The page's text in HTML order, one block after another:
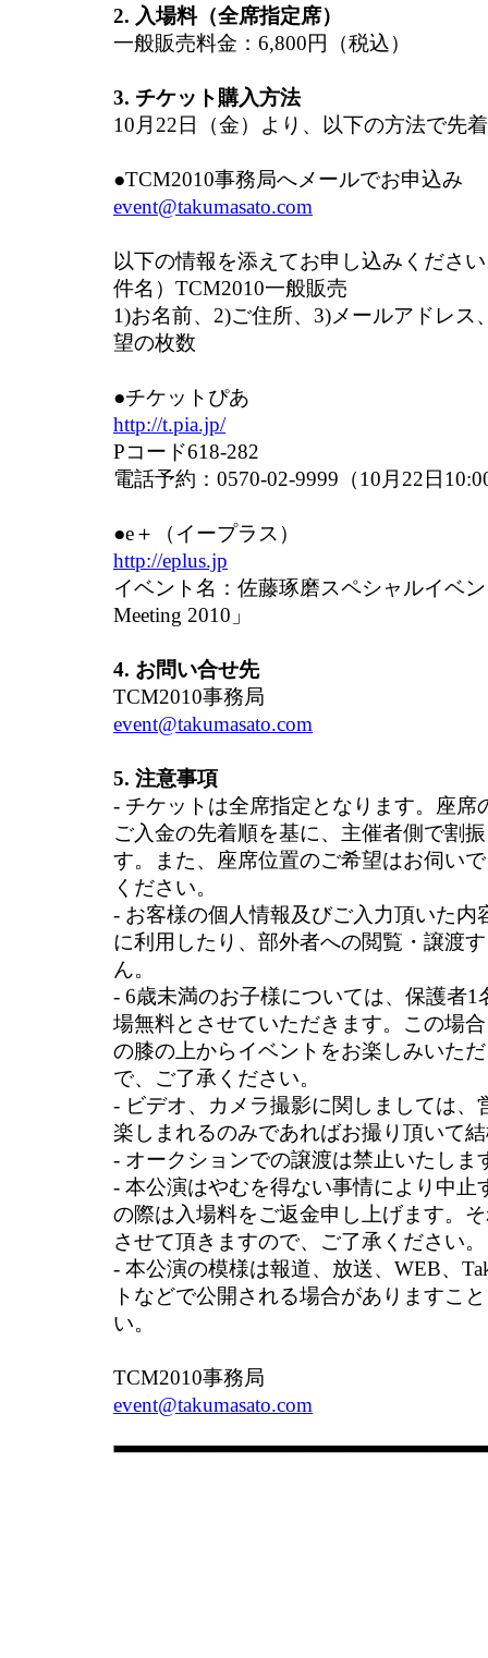
2. 入場料（全席指定席）
一般販売料金：6,800円（税込）
3. チケット購入方法
10月22日（金）より、以下の方法で先
●TCM2010事務局へメールでお申込み
event@takumasato.com
以下の情報を添えてお申し込みくださ
件名）TCM2010一般販売
1)お名前、2)ご住所、3)メールアドレ
望の枚数
●チケットぴあ
http://t.pia.jp/
Pコード618-282
電話予約：0570-02-9999（10月22日
●e＋（イープラス）
http://eplus.jp
イベント名：佐藤琢磨スペシャルイベン
Meeting 2010」
4. お問い合せ先
TCM2010事務局
event@takumasato.com
5. 注意事項
- チケットは全席指定となります。座席
ご入金の先着順を基に、主催者側で割
す。また、座席位置のご希望はお伺い
ください。
- お客様の個人情報及びご入力頂いた内
に利用したり、部外者への閲覧・譲渡
ん。
- 6歳未満のお子様については、保護者1
場無料とさせていただきます。この場
の膝の上からイベントをお楽しみいた
で、ご了承ください。
- ビデオ、カメラ撮影に関しましては、
楽しまれるのみであればお撮り頂いて
- オークションでの譲渡は禁止いたしま
- 本公演はやむを得ない事情により中止
の際は入場料をご返金申し上げます。
させて頂きますので、ご了承ください。
- 本公演の模様は報道、放送、WEB、
トなどで公開される場合がありますこ
い。
TCM2010事務局
event@takumasato.com